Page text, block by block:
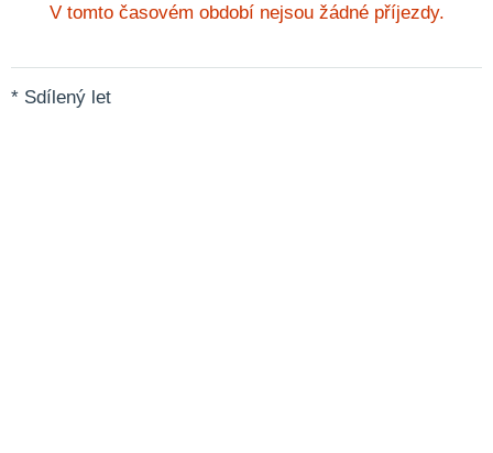
V tomto časovém období nejsou žádné příjezdy.
* Sdílený let